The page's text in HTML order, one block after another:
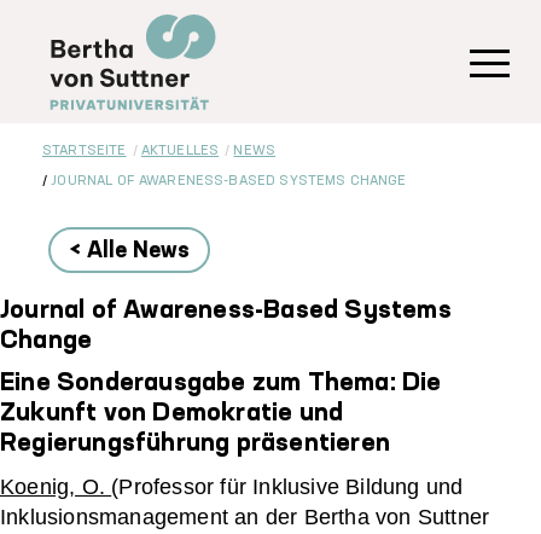
Inhalt
STARTSEITE AKTUELLES NEWS
JOURNAL OF AWARENESS-BASED SYSTEMS CHANGE
< Alle News
Journal of Awareness-Based Systems
Change
Eine Sonderausgabe zum Thema: Die
Zukunft von Demokratie und
Regierungsführung präsentieren
Koenig, O. (Professor für Inklusive Bildung und
Inklusionsmanagement an der Bertha von Suttner